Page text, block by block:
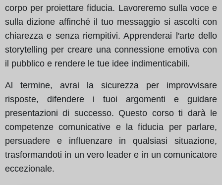
corpo per proiettare fiducia. Lavoreremo sulla voce e
sulla dizione affinché il tuo messaggio si ascolti con
chiarezza e senza riempitivi. Apprenderai l'arte dello
storytelling per creare una connessione emotiva con
il pubblico e rendere le tue idee indimenticabili.
Al termine, avrai la sicurezza per improvvisare
risposte, difendere i tuoi argomenti e guidare
presentazioni di successo. Questo corso ti darà le
competenze comunicative e la fiducia per parlare,
persuadere e influenzare in qualsiasi situazione,
trasformandoti in un vero leader e in un comunicatore
eccezionale.